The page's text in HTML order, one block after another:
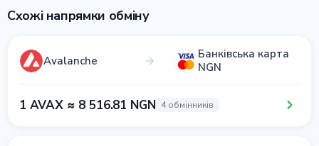
Схожі напрямки обміну
Avalanche
Банківська карта
NGN
1 AVAX ≈ 8 516.81 NGN 4 обмінників